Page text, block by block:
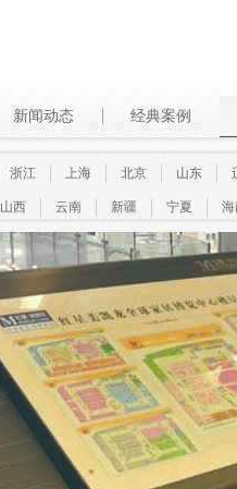
新闻动态 经典案例
浙江 上海 北京 山东
山西 云南 新疆 宁夏